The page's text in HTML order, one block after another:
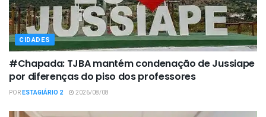
CIDADES
#Chapada: TJBA mantém condenação de Jussiape
por diferenças do piso dos professores
PORESTAGIÁRIO 2 2026/08/08